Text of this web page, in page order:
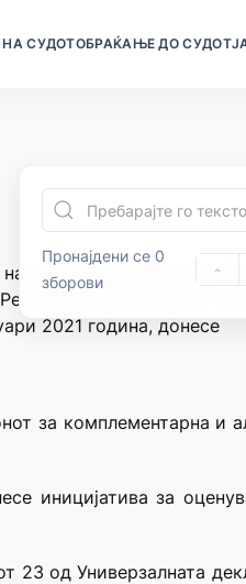
НА СУДОТОБРАЌАЊЕ ДО СУДОТ
Пронајдени се 0
зборови
Република Северна
Македонија”
2021 година, донесе
за комплементарна и
иницијатива за
23 од Универзалната